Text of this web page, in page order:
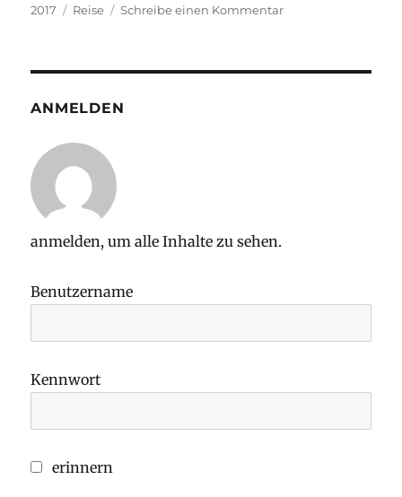
am
2017 Kategorien
Reise Schreibe einen Kommentarzu
ANMELDEN
anmelden, um alle Inhalte zu sehen.
Benutzername
Kennwort
erinnern